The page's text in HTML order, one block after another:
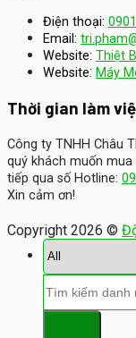
Điện thoại:
Email:
Website: Thiệt
Website: Máy
Thời gian làm
Công ty TNHH Châu
quý khách muốn
tiếp qua số Hotline:
Xin cảm ơn!
Copyright 2026 ©